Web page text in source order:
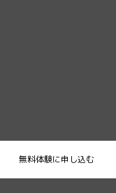
無料体験に申し込む